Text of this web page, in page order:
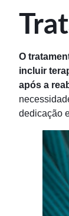
O
incluir
após a
dedicação